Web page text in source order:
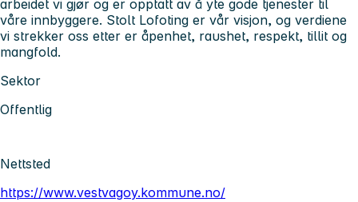
arbeidet vi gjør og er opptatt av å yte gode tjenester til
våre innbyggere. Stolt Lofoting er vår visjon, og verdiene
vi strekker oss etter er åpenhet, raushet, respekt, tillit og
mangfold.
Sektor
Offentlig
Nettsted
https://www.vestvagoy.kommune.no/